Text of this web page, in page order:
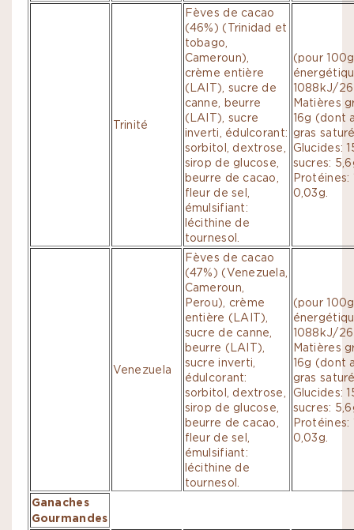
Trinité
Fèves de cacao
(46%) (Trinidad et
tobago,
Cameroun),
crème entière
(LAIT), sucre de
canne, beurre
(LAIT), sucre
inverti, édulcorant:
sorbitol, dextrose,
sirop de glucose,
beurre de cacao,
fleur de sel,
émulsifiant:
lécithine de
tournesol.
(pour
1088kJ/
Matières
16g (dont
gras
Glucides:
sucres:
Protéines:
0,03g.
Venezuela
Fèves de cacao
(47%) (Venezuela,
Cameroun,
Perou), crème
entière (LAIT),
sucre de canne,
beurre (LAIT),
sucre inverti,
édulcorant:
sorbitol, dextrose,
sirop de glucose,
beurre de cacao,
fleur de sel,
émulsifiant:
lécithine de
tournesol.
(pour
1088kJ/
Matières
16g (dont
gras
Glucides:
sucres:
Protéines:
0,03g.
Ganaches
Gourmandes